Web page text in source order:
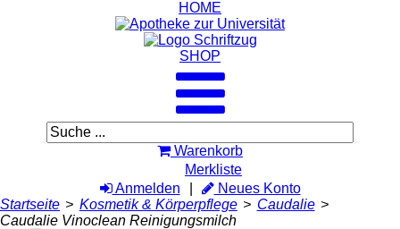
HOME
SHOP
Warenkorb
Merkliste
Anmelden
Neues Konto
Startseite > Kosmetik & Körperpflege > Caudalie >
Caudalie Vinoclean Reinigungsmilch